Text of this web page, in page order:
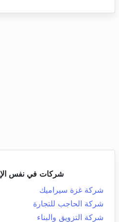
شركات في نفس
شركة غزة سيراميك
شركة الحاجب للتجارة
شركة التزويق والبناء